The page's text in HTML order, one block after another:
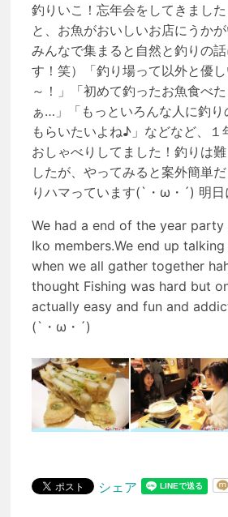
釣りいこ！忘年会をしてきまし
と、お魚がおいしいお店にうか
みんなで集まると自然と釣りの
す！笑）「釣り場って以外と優
～！」「初めて釣ったお魚食べ
ぁ…」「もっといろんな人に釣り
もらいたいよね♪」などなど、１
おしゃべりしてました！釣りは
したが、やってみると案外簡単
りハマっています(`・ω・´) 明日
We had a end of the year party
Iko members.We end up
when we all gather together
thought Fishing was hard but
actually easy and fun and
(`・ω・´)
シェア